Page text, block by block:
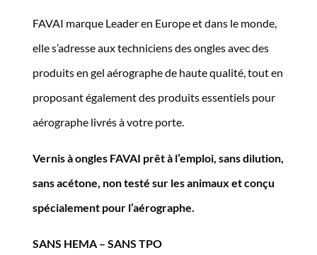
initial
était :
5,80€.
actuel
est :
3,80€.
FAVAI marque Leader en Europe et dans le monde,
elle s’adresse aux techniciens des ongles avec des
produits en gel aérographe de haute qualité, tout en
proposant également des produits essentiels pour
aérographe livrés à votre porte.
Vernis à ongles FAVAI prêt à l’emploi, sans dilution,
sans acétone, non testé sur les animaux et conçu
spécialement pour l’aérographe.
SANS HEMA – SANS TPO